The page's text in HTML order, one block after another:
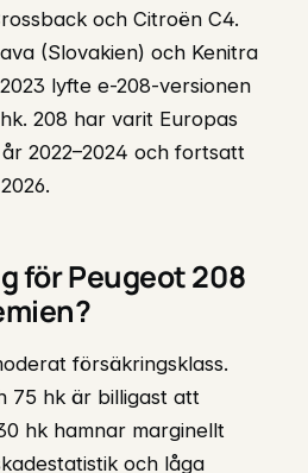
och Citroën C4.
(Slovakien) och Kenitra
lyfte e-208-versionen
208 har varit Europas
2022–2024 och fortsatt
för Peugeot 208
försäkringsklass.
75 hk är billigast att
hk hamnar marginellt
och låga